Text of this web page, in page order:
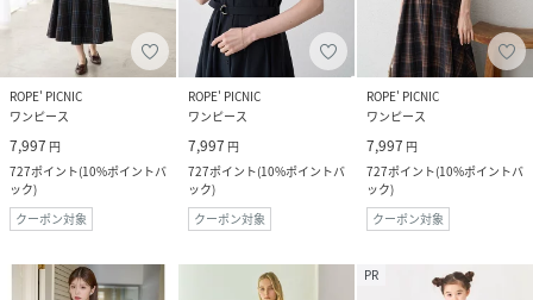
ROPE' PICNIC
ワンピース
7,997 円
727ポイント(10%ポイントバ
ック)
クーポン対象
ROPE' PICNIC
ワンピース
7,997 円
727ポイント(10%ポイントバ
ック)
クーポン対象
ROPE' PICNIC
ワンピース
7,997 円
727ポイント(10%ポイントバ
ック)
クーポン対象
PR